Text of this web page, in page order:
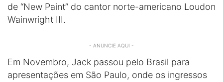
de “New Paint” do cantor norte-americano Loudon
Wainwright III.
- ANUNCIE AQUI -
Em Novembro, Jack passou pelo Brasil para
apresentações em São Paulo, onde os ingressos